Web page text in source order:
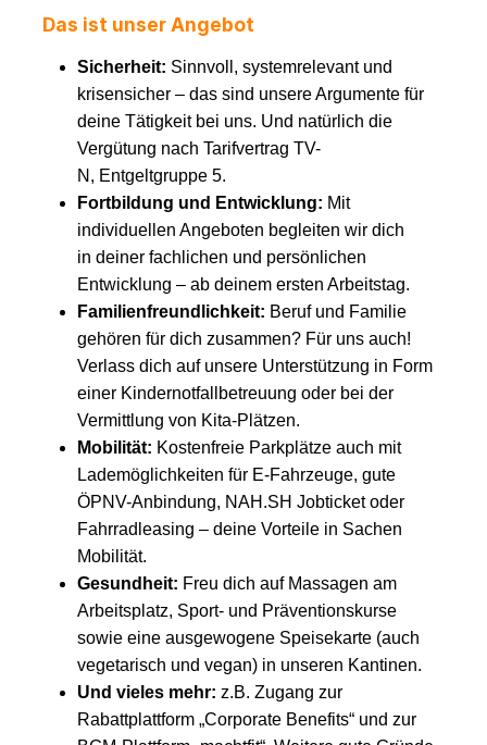
Das ist unser Angebot
Sicherheit: Sinnvoll, systemrelevant und
krisensicher – das sind unsere Argumente für
deine Tätigkeit bei uns. Und natürlich die
Vergütung nach Tarifvertrag TV-
N, Entgeltgruppe 5.
Fortbildung und Entwicklung: Mit
individuellen Angeboten begleiten wir dich
in deiner fachlichen und persönlichen
Entwicklung – ab deinem ersten Arbeitstag.
Familienfreundlichkeit: Beruf und Familie
gehören für dich zusammen? Für uns auch!
Verlass dich auf unsere Unterstützung in Form
einer Kindernotfallbetreuung oder bei der
Vermittlung von Kita-Plätzen.
Mobilität: Kostenfreie Parkplätze auch mit
Lademöglichkeiten für E-Fahrzeuge, gute
ÖPNV-Anbindung, NAH.SH Jobticket oder
Fahrradleasing – deine Vorteile in Sachen
Mobilität.
Gesundheit: Freu dich auf Massagen am
Arbeitsplatz, Sport- und Präventionskurse
sowie eine ausgewogene Speisekarte (auch
vegetarisch und vegan) in unseren Kantinen.
Und vieles mehr: z.B. Zugang zur
Rabattplattform „Corporate Benefits“ und zur